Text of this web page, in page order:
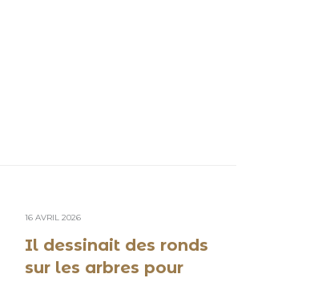
16 AVRIL 2026
Il dessinait des ronds
sur les arbres pour